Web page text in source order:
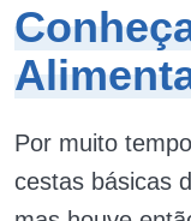
Por muito
cestas básicas